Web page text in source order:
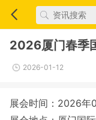
2026厦门春季
2026-01-12
展会时间：2026年